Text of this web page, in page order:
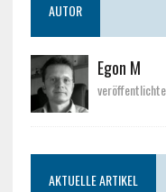
AUTOR
Egon M
AKTUELLE ARTIKEL